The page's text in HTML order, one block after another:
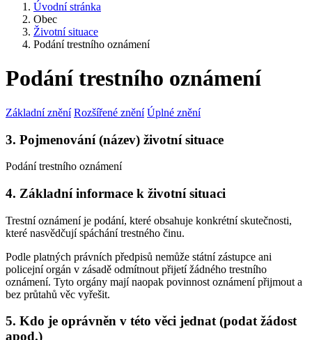
Úvodní stránka
Obec
Životní situace
Podání trestního oznámení
Podání trestního oznámení
Základní znění Rozšířené znění Úplné znění
3. Pojmenování (název) životní situace
Podání trestního oznámení
4. Základní informace k životní situaci
Trestní oznámení je podání, které obsahuje konkrétní skutečnosti,
které nasvědčují spáchání trestného činu.
Podle platných právních předpisů nemůže státní zástupce ani
policejní orgán v zásadě odmítnout přijetí žádného trestního
oznámení. Tyto orgány mají naopak povinnost oznámení přijmout a
bez průtahů věc vyřešit.
5. Kdo je oprávněn v této věci jednat (podat žádost
apod.)